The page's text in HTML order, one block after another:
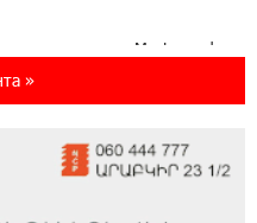
новую карту Mastercard
для путешествий и
природы в Гнишике с
»